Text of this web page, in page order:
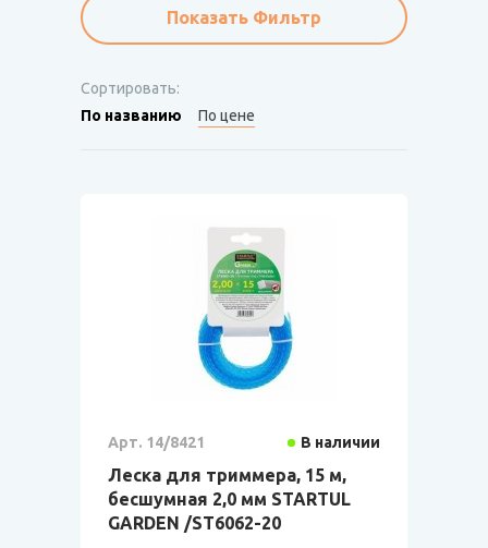
Показать Фильтр
Сортировать:
По названию
По цене
Арт. 14/8421 В наличии
Леска для триммера, 15 м,
бесшумная 2,0 мм STARTUL
GARDEN /ST6062-20